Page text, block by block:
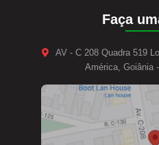
Faça
AV - C 208 Quadra 519
América, Goiânia